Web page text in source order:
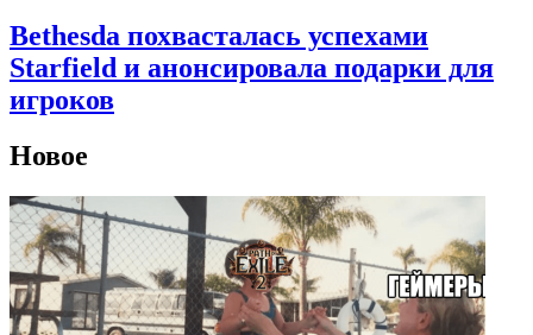
Bethesda похвасталась успехами
Starfield и анонсировала подарки для
игроков
Новое